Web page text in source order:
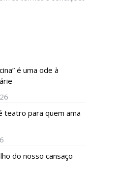
é uma ode à
teatro para quem ama
do nosso cansaço